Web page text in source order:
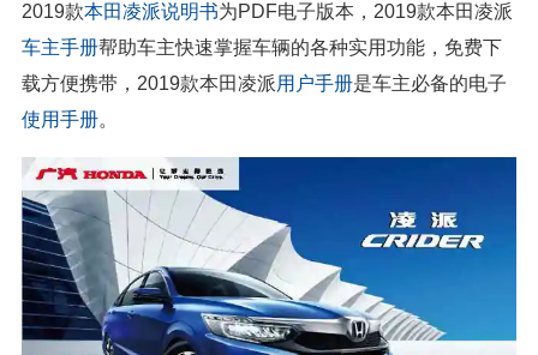
2019款本田凌派说明书为PDF电子版本，2019款本田凌派
车主手册帮助车主快速掌握车辆的各种实用功能，免费下
载方便携带，2019款本田凌派用户手册是车主必备的电子
使用手册。